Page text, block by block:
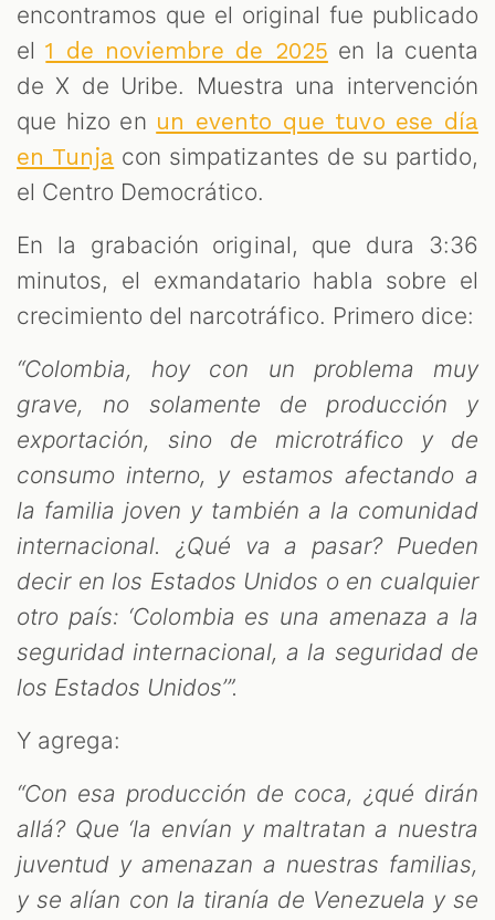
encontramos que el original fue publicado
el1 de noviembre de 2025 en la cuenta
de X de Uribe. Muestra una intervención
que hizo en un evento que tuvo ese día
en Tunja con simpatizantes de su partido,
el Centro Democrático.
En la grabación original, que dura 3:36
minutos, el exmandatario habla sobre el
crecimiento del narcotráfico. Primero dice:
“Colombia, hoy con un problema muy
grave, no solamente de producción y
exportación, sino de microtráfico y de
consumo interno, y estamos afectando a
la familia joven y también a la comunidad
internacional. ¿Qué va a pasar? Pueden
decir en los Estados Unidos o en cualquier
otro país: ‘Colombia es una amenaza a la
seguridad internacional, a la seguridad de
los Estados Unidos’”.
Y agrega:
“Con esa producción de coca, ¿qué dirán
allá? Que ‘la envían y maltratan a nuestra
juventud y amenazan a nuestras familias,
y se alían con la tiranía de Venezuela y se